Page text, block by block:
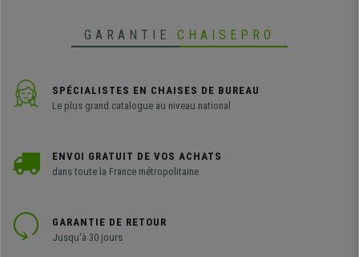
GARANTIE CHAISEPRO
SPÉCIALISTES EN CHAISES DE BUREAU
Le plus grand catalogue au niveau national
ENVOI GRATUIT DE VOS ACHATS
dans toute la France métropolitaine
GARANTIE DE RETOUR
Jusqu'à 30 jours